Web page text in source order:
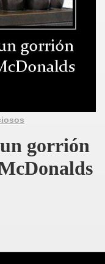
gorrión